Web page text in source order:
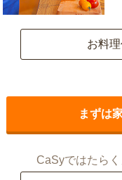
お料
まずは
CaSyではたら